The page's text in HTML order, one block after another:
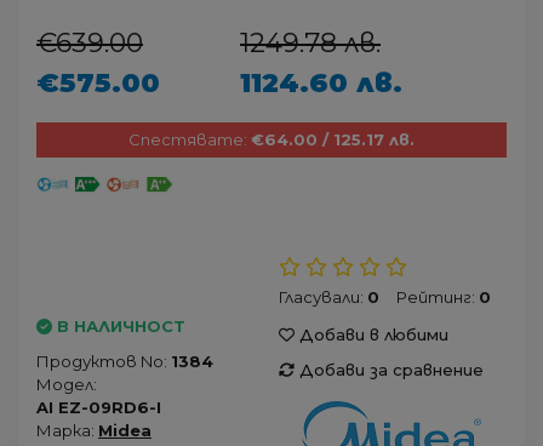
€639.00
€575.00
1249.78 лв.
1124.60 лв.
Спестявате: €64.00 / 125.17 лв.
В НАЛИЧНОСТ
Продуктов No: 1384
Модел:
AI EZ-09RD6-I
Марка: Midea
Гласували: 0 Рейтинг: 0
Добави в любими
Добави за сравнение